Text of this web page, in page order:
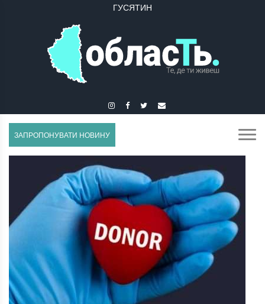
ГУСЯТИН
ЗАПРОПОНУВАТИ НОВИНУ